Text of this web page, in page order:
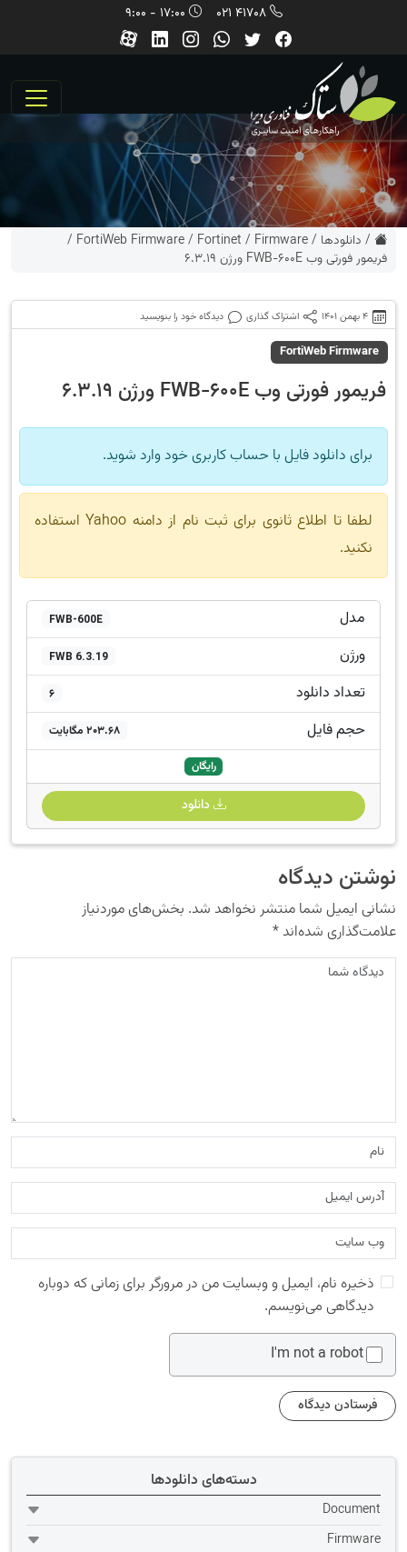
41708 021
/ دانلودها /
Firmware
/
Fortinet
/
FortiWeb Firmware
/
فریمور فورتی وب FWB-600E ورژن 6.3.19
4 بهمن 1401 اشتراک گذاری دیدگاه خود را بنویسید
FortiWeb Firmware
فریمور فورتی وب FWB-600E ورژن 6.3.19
برای دانلود فایل با حساب کاربری خود وارد شوید.
لطفا تا اطلاع ثانوی برای ثبت نام از دامنه Yahoo استفاده
نکنید.
مدل FWB-600E
ورژن FWB 6.3.19
تعداد دانلود 6
حجم فایل 203.68 مگابایت
رایگان
دانلود
نوشتن دیدگاه
نشانی ایمیل شما منتشر نخواهد شد. بخش‌های موردنیاز
علامت‌گذاری شده‌اند*
ذخیره نام، ایمیل و وبسایت من در مرورگر برای زمانی که دوباره
دیدگاهی می‌نویسم.
I'm not a robot
دسته‌های دانلودها
Document
Firmware